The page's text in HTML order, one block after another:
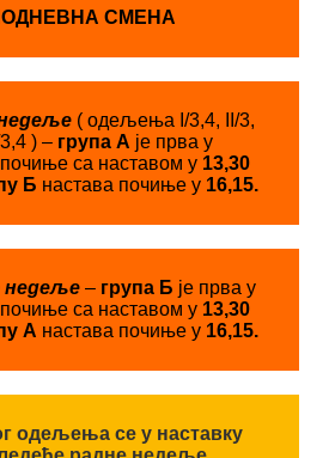
СМЕНА
( одељења I/3,4, II/3,
3,4 ) – група А је прва у
са наставом у 13,30
Б настава почиње у 16,15.
недеље– група Б је прва у
са наставом у 13,30
А настава почиње у 16,15.
одељења се у наставку